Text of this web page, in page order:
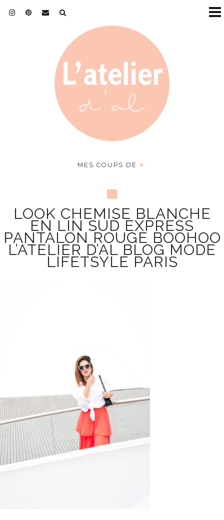
MES COUPS DE ♥
LOOK CHEMISE BLANCHE
EN LIN SUD EXPRESS
PANTALON ROUGE BOOHOO
L’ATELIER D’AL BLOG MODE
LIFETSYLE PARIS